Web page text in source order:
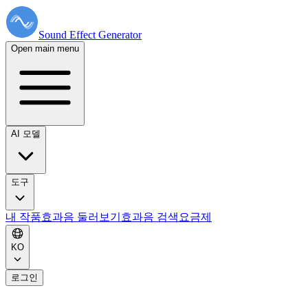
Sound Effect Generator
Open main menu
AI 모델
도구
내 작품효과음 둘러보기 효과음 검색 요금제
KO
로그인